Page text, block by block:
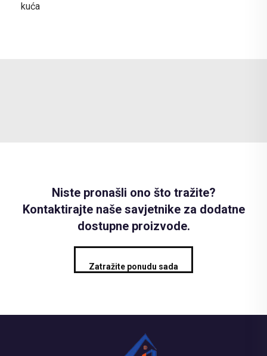
kuća
Niste pronašli ono što tražite?
Kontaktirajte naše savjetnike za dodatne
dostupne proizvode.
Zatražite ponudu sada